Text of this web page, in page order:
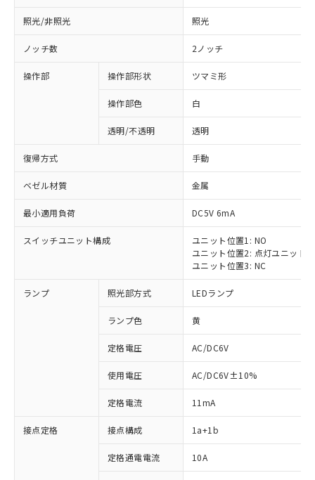
照光/非照光 照光
ノッチ数 2ノッチ
操作部 操作部形状 ツマミ形
操作部色 白
透明/不透明 透明
復帰方式 手動
ベゼル材質 金属
最小適用負荷 DC5V 6mA
スイッチユニット構成
ユニット位置1: NO
ユニット位置2: 点灯ユニット
ユニット位置3: NC
ランプ 照光部方式 LEDランプ
ランプ色 黄
定格電圧 AC/DC6V
使用電圧 AC/DC6V±10%
定格電流 11mA
接点定格 接点構成 1a+1b
定格通電電流 10A
ご利用条件
以下の条件をお読みいただき、同意のうえ
非含有に対応した製品が提供可能な商品で
対応予定：EU RoHS指令（10物質）の非含
有に対応した製品に切り替える予定のある
対応予定なし：EU RoHS指令（10物質）の
非含有に非対応の商品で、対応品を出す予